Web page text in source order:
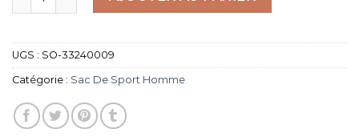
UGS : SO-33240009
Catégorie : Sac De Sport Homme